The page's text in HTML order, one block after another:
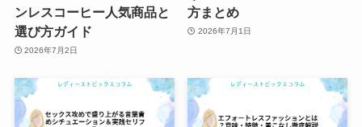
ンレスコーヒー人気商品と
選び方ガイド
2026年7月2日
方まとめ
2026年7月1日